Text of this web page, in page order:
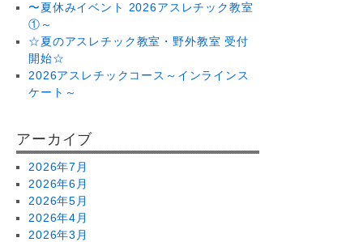
〜夏休みイベント 2026アスレチック教室
①～
☆夏のアスレチック教室・野外教室 受付
開始☆
2026アスレチックコース～インラインス
ケート～
アーカイブ
2026年7月
2026年6月
2026年5月
2026年4月
2026年3月